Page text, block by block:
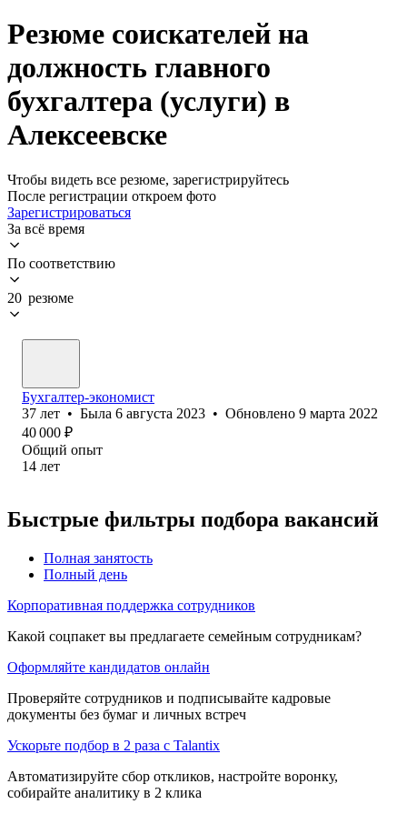
Резюме соискателей на
должность главного
бухгалтера (услуги) в
Алексеевске
Чтобы видеть все резюме, зарегистрируйтесь
После регистрации откроем фото
Зарегистрироваться
За всё время
По соответствию
20 резюме
Бухгалтер-экономист
37 лет • Была 6 августа 2023 • Обновлено 9 марта 2022
40 000 ₽
Общий опыт
14 лет
Быстрые фильтры подбора вакансий
Полная занятость
Полный день
Корпоративная поддержка сотрудников
Какой соцпакет вы предлагаете семейным сотрудникам?
Оформляйте кандидатов онлайн
Проверяйте сотрудников и подписывайте кадровые
документы без бумаг и личных встреч
Ускорьте подбор в 2 раза с Talantix
Автоматизируйте сбор откликов, настройте воронку,
собирайте аналитику в 2 клика